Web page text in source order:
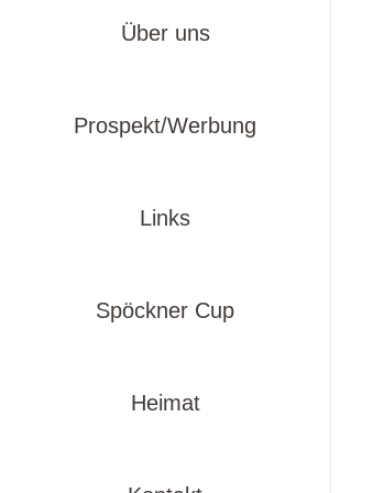
Über uns
Prospekt/Werbung
Links
Spöckner Cup
Heimat